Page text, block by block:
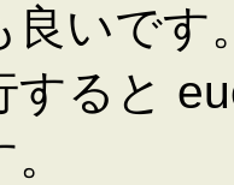
良いです
すると